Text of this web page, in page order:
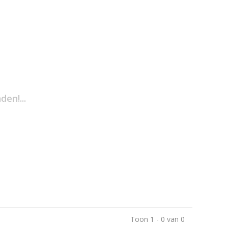
Toon 1 - 0 van 0